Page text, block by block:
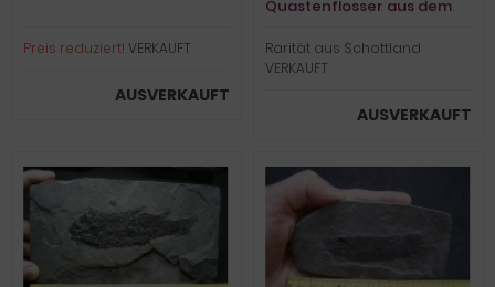
Preis reduziert! VERKAUFT
AUSVERKAUFT
Quastenflosser aus dem
Rarität aus Schottland
VERKAUFT
AUSVERKAUFT